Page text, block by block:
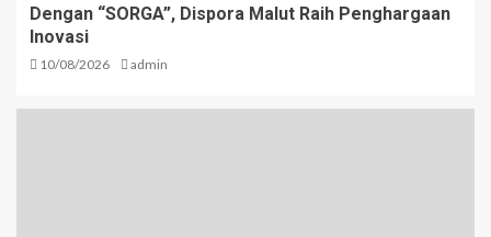
Dengan “SORGA”, Dispora Malut Raih Penghargaan
Inovasi
10/08/2026 admin